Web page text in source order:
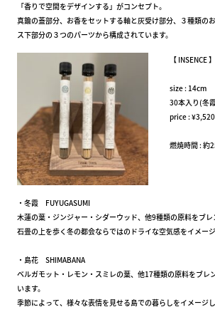
「香りで空間をデザインする」がコンセプト。
真鍮の蓋部分、お香をセットする軸と灰受け部分、３種類の
ス下部分の３つのパーツから構成されています。
【 INSENCE 】
size : 14cm
30本入り(冬
price :
燃焼時間 : 約
・冬霞 FUYUGASUMI
木蓮の葉・ジンジャー・シダーウッド、他9種類の原料をブレ
石畳の上を歩く冬の都会ならではのドライな空気感をイメー
・島花 SHIMABANA
ベルガモット・レモン・スミレの葉、他17種類の原料をブレ
います。
季節によって、様々な表情を見せる島での暮らしをイメージ